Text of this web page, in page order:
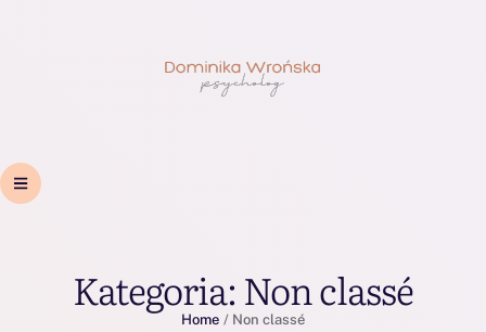
Kategoria: Non classé
Home / Non classé